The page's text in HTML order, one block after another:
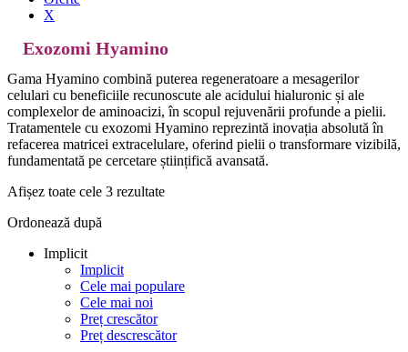
X
Exozomi Hyamino
Gama Hyamino combină puterea regeneratoare a mesagerilor
celulari cu beneficiile recunoscute ale acidului hialuronic și ale
complexelor de aminoacizi, în scopul rejuvenării profunde a pielii.
Tratamentele cu exozomi Hyamino reprezintă inovația absolută în
refacerea matricei extracelulare, oferind pielii o transformare vizibilă,
fundamentată pe cercetare științifică avansată.
Afișez toate cele 3 rezultate
Ordonează după
Implicit
Implicit
Cele mai populare
Cele mai noi
Preț crescător
Preț descrescător